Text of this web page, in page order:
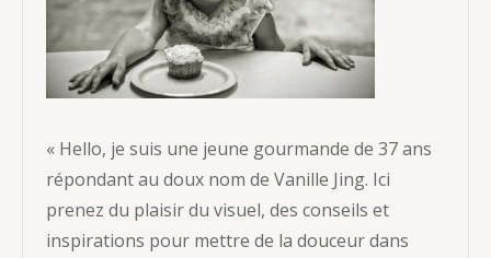
« Hello, je suis une jeune gourmande de 37 ans
répondant au doux nom de Vanille Jing. Ici
prenez du plaisir du visuel, des conseils et
inspirations pour mettre de la douceur dans